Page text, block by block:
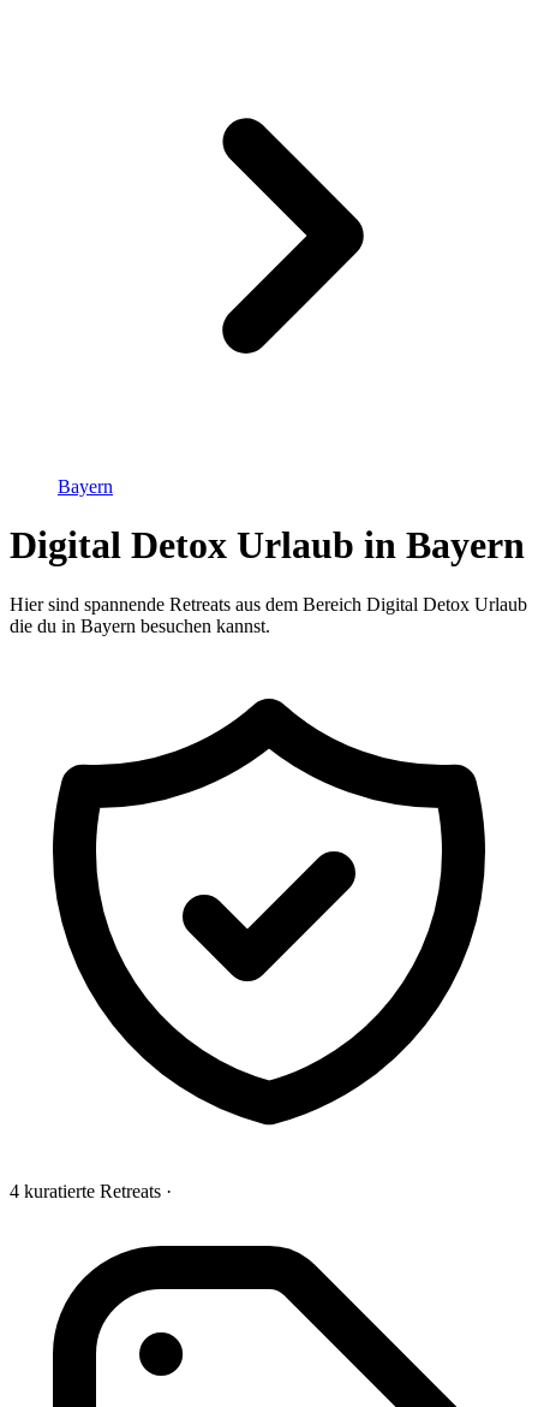
Bayern
Digital Detox Urlaub in Bayern
Hier sind spannende Retreats aus dem Bereich Digital Detox Urlaub
die du in Bayern besuchen kannst.
4 kuratierte Retreats ·